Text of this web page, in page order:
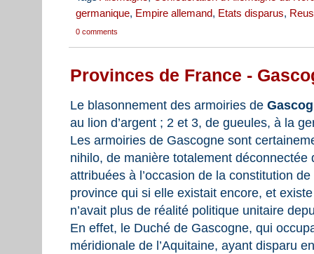
germanique, Empire allemand, Etats disparus,
0 comments
Provinces de France -
Le blasonnement des armoiries de
au lion d’argent ; 2 et 3, de gueules, à la
Les armoiries de Gascogne sont
nihilo, de manière totalement déconnectée
attribuées à l’occasion de la constitution
province qui si elle existait encore, et
n’avait plus de réalité politique unitaire
En effet, le Duché de Gascogne, qui
méridionale de l’Aquitaine, ayant disparu